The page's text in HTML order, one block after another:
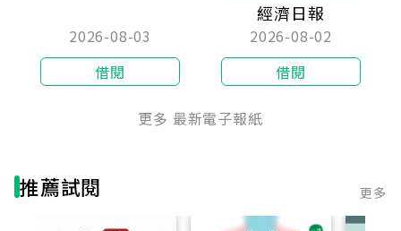
2026-08-03
借閱
經濟日報
2026-08-02
借閱
更多 最新電子報紙
推薦試閱 更多